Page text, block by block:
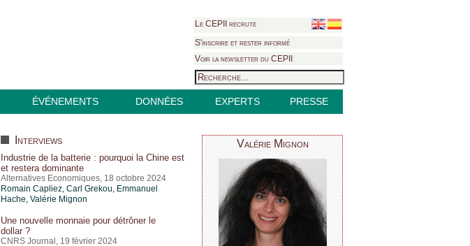
Le CEPII recrute
S'inscrire et rester informé
Voir la newsletter du CEPII
ÉVÉNEMENTS DONNÉES EXPERTS PRESSE
Valérie Mignon
Interviews
Industrie de la batterie : pourquoi la Chine est
et restera dominante
Alternatives Economiques, 18 octobre 2024
Romain Capliez, Carl Grekou, Emmanuel
Hache, Valérie Mignon
Une nouvelle monnaie pour détrôner le
dollar ?
CNRS Journal, 19 février 2024